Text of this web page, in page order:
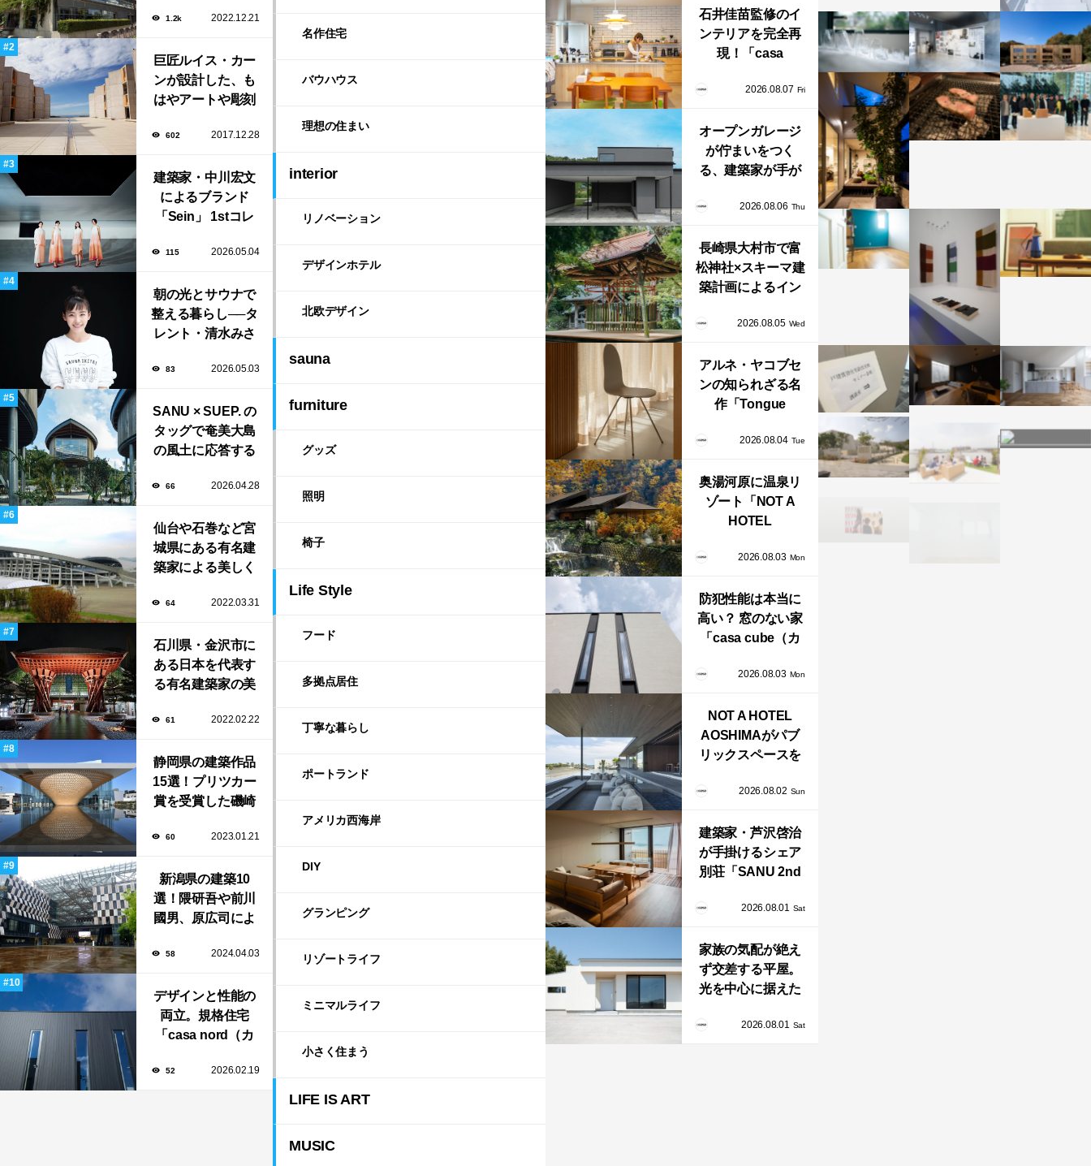
タバから磯崎新に
1.2k 2022.12.21
巨匠ルイス・カー
ンが設計した、も
はやアートや彫刻
研究所」。
602 2017.12.28
建築家・中川宏文
によるブランド
「Sein」 1stコレ
表参道にて開催！
115 2026.05.04
朝の光とサウナで
整える暮らし──タ
レント・清水みさ
持ちいい暮らし”
83 2026.05.03
SANU × SUEP. の
タッグで奄美大島
の風土に応答する
成！
66 2026.04.28
仙台や石巻など宮
城県にある有名建
築家による美しく
品13選
64 2022.03.31
石川県・金沢市に
ある日本を代表す
る有名建築家の美
61 2022.02.22
静岡県の建築作品
15選！プリツカー
賞を受賞した磯崎
建築家が手掛けた
数！
60 2023.01.21
新潟県の建築10
選！隈研吾や前川
國男、原広司によ
染む至極の建築揃
58 2024.04.03
デザインと性能の
両立。規格住宅
「casa nord（カ
のスリット窓に隠
52 2026.02.19
名作住宅
バウハウス
理想の住まい
interior
リノベーション
デザインホテル
北欧デザイン
sauna
furniture
グッズ
照明
椅子
Life Style
フード
多拠点居住
丁寧な暮らし
ポートランド
アメリカ西海岸
DIY
グランピング
リゾートライフ
ミニマルライフ
小さく住まう
LIFE IS ART
MUSIC
型ショールームが
オープン！
石井佳苗監修のイ
ンテリアを完全再
現！「casa
リンネル）」で叶
ルな部屋づくり。
2026.08.07 Fri
オープンガレージ
が佇まいをつく
る、建築家が手が
まい「ふわりと浮
い」
2026.08.06 Thu
長崎県大村市で富
松神社×スキーマ建
築計画によるイン
「循環する竹風
2026.08.05 Wed
アルネ・ヤコブセ
ンの知られざる名
作「Tongue
FRITZ HANSENか
本で発売開始！
2026.08.04 Tue
奥湯河原に温泉リ
ゾート「NOT A
HOTEL
誕生！販売を日
始！
2026.08.03 Mon
防犯性能は本当に
高い？ 窓のない家
「casa cube（カ
ブ）」が叶えるプ
感の正体
2026.08.03 Mon
NOT A HOTEL
AOSHIMAがパブ
リックスペースを
「CHILL2.0」
業！
2026.08.02 Sun
建築家・芦沢啓治
が手掛けるシェア
別荘「SANU 2nd
Owners」、新拠点
売開始
2026.08.01 Sat
家族の気配が絶え
ず交差する平屋。
光を中心に据えた
杜」
2026.08.01 Sat